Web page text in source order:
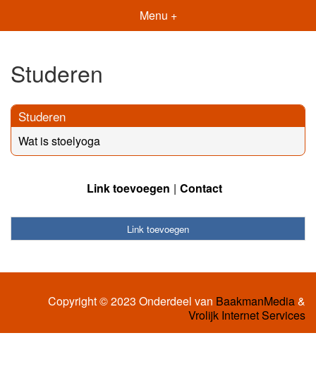
Menu +
Studeren
Studeren
Wat is stoelyoga
Link toevoegen Contact
Link toevoegen
Copyright © 2023 Onderdeel van BaakmanMedia&
Vrolijk Internet Services